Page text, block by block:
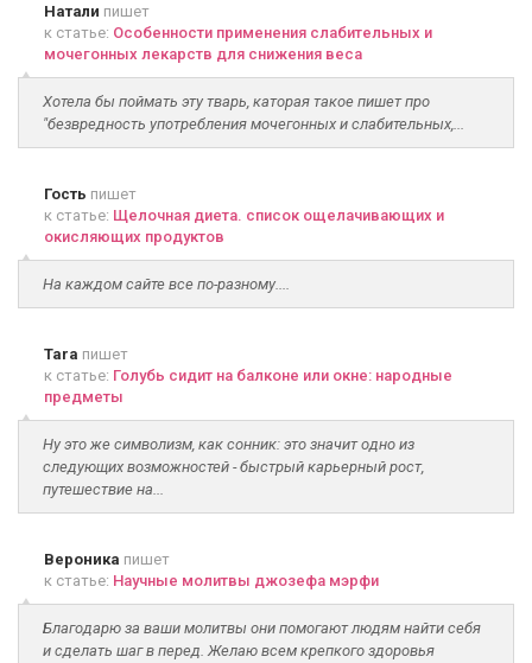
Натали пишет
к статье: Особенности применения слабительных и
мочегонных лекарств для снижения веса
Хотела бы поймать эту тварь, каторая такое пишет про
"безвредность употребления мочегонных и слабительных,...
Гость пишет
к статье: Щелочная диета. список ощелачивающих и
окисляющих продуктов
На каждом сайте все по-разному....
Tara пишет
к статье: Голубь сидит на балконе или окне: народные
предметы
Ну это же символизм, как сонник: это значит одно из
следующих возможностей - быстрый карьерный рост,
путешествие на...
Вероника пишет
к статье: Научные молитвы джозефа мэрфи
Благодарю за ваши молитвы они помогают людям найти себя
и сделать шаг в перед. Желаю всем крепкого здоровья